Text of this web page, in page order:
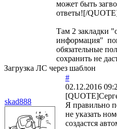
может быть
ответы![/
Там 2 закладки
информация"
обязательные
сохранить не
Загрузка ЛС через шаблон
skad888
#
02.12.2016
[QUOTE]
Я правильно
не указать
создастся